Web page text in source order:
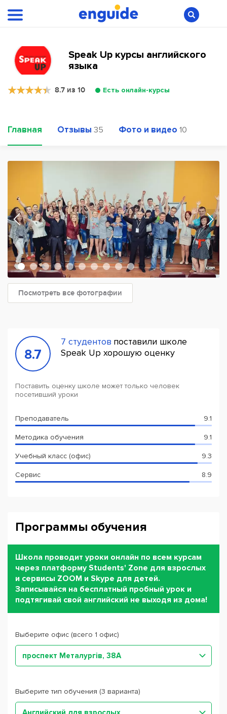
Speak Up курсы английского
языка
8.7 из 10 Есть онлайн-курсы
Главная Отзывы 35 Фото и видео 10
Посмотреть все фотографии
8.7
7 студентов поставили школе
Speak Up хорошую оценку
Поставить оценку школе может только человек
посетивший уроки
Преподаватель 9.1
Методика обучения 9.1
Учебный класс (офис) 9.3
Сервис 8.9
Программы обучения
Школа проводит уроки онлайн по всем курсам
через платформу Students' Zone для взрослых
и сервисы ZOOM и Skype для детей.
Записывайся на бесплатный пробный урок и
подтягивай свой английский не выходя из дома!
Выберите офис (всего 1 офис)
проспект Металургів, 38А
Выберите тип обучения (3 варианта)